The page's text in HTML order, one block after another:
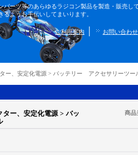
ーツ等のあらゆるラジコン製品を製造・販売し
ようお手伝いしてまいります。
ご利用案内 お問い合わせ
ー、安定化電源 > バッテリー アクセサリーツー
ター、安定化電源 > バッ
商品